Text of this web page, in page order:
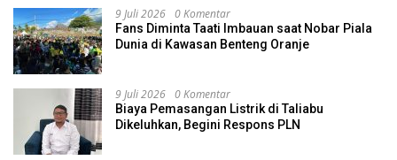
9 Juli 2026 0 Komentar
Fans Diminta Taati Imbauan saat Nobar Piala
Dunia di Kawasan Benteng Oranje
9 Juli 2026 0 Komentar
Biaya Pemasangan Listrik di Taliabu
Dikeluhkan, Begini Respons PLN